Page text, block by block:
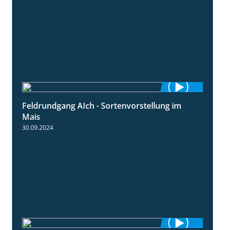
11:24
Feldrundgang AIch - Sortenvorstellung im
Mais
30.09.2024